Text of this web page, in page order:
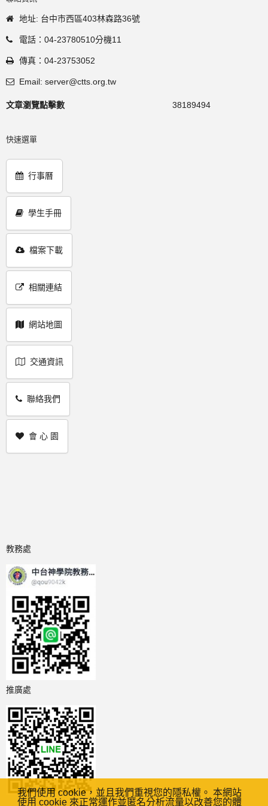
我們使用 cookie，並且我們重視您的隱私權。 本網站
使用 cookie 來正常運作並匿名分析流量以改善您的體
地址: 台中市西區403林森路36號
電話：04-23780510分機11
傳真：04-23753052
Email: server@ctts.org.tw
文章瀏覽點擊數 38189494
快速選單
行事曆
學生手冊
檔案下載
相關連結
網站地圖
交通資訊
聯絡我們
會 心 園
教務處
推廣處